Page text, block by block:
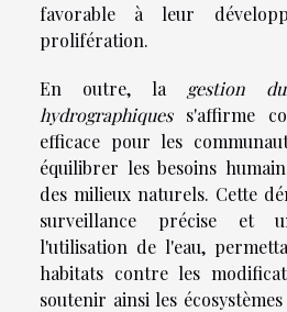
favorable à leur
prolifération.
En outre, la gestion
hydrographiquess'affirme
efficace pour les
équilibrer les besoins
des milieux naturels. Cette
surveillance précise et
l'utilisation de l'eau,
habitats contre les
soutenir ainsi les